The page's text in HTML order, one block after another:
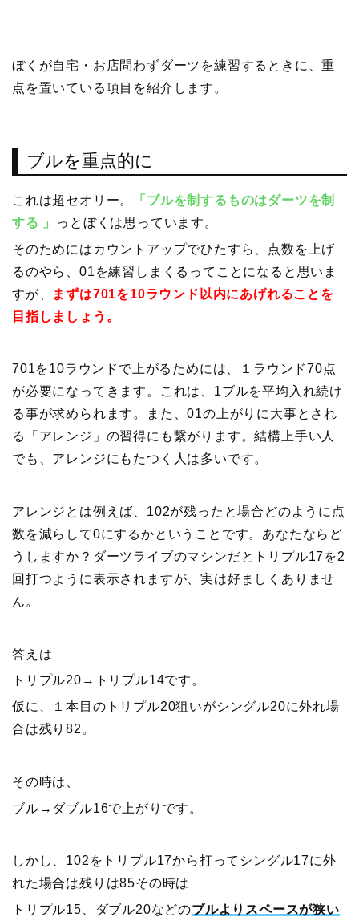
ぼくが自宅・お店問わずダーツを練習するときに、重
点を置いている項目を紹介します。
ブルを重点的に
これは超セオリー。
「ブルを制するものはダーツを制
する 」
っとぼくは思っています。
そのためにはカウントアップでひたすら、点数を上げ
るのやら、01を練習しまくるってことになると思いま
すが、
まずは701を10ラウンド以内にあげれることを
目指しましょう。
701を10ラウンドで上がるためには、１ラウンド70点
が必要になってきます。これは、1ブルを平均入れ続け
る事が求められます。また、01の上がりに大事とされ
る「アレンジ」の習得にも繋がります。結構上手い人
でも、アレンジにもたつく人は多いです。
アレンジとは例えば、102が残ったと場合どのように点
数を減らして0にするかということです。あなたならど
うしますか？ダーツライブのマシンだとトリプル17を2
回打つように表示されますが、実は好ましくありませ
ん。
答えは
トリプル20→トリプル14です。
仮に、１本目のトリプル20狙いがシングル20に外れ場
合は残り82。
その時は、
ブル→ダブル16で上がりです。
しかし、102をトリプル17から打ってシングル17に外
れた場合は残りは85その時は
トリプル15、ダブル20などのブルよりスペースが狭い